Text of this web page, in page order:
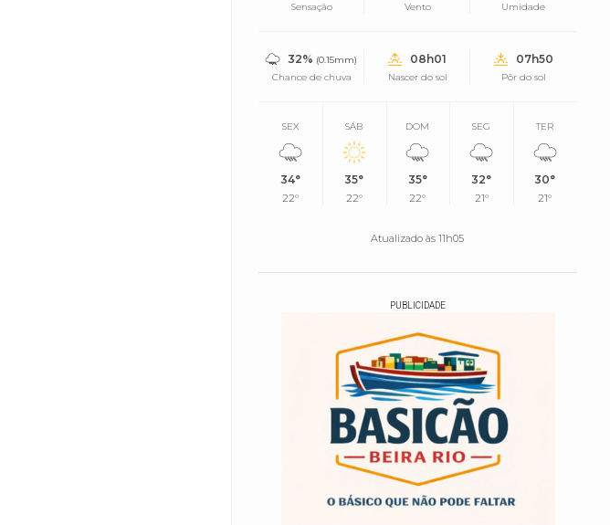
Sensação Vento Umidade
32% (0.15mm)
Chance de chuva
08h01
Nascer do sol
07h50
Pôr do sol
SEX
34°
22°
SÁB
35°
22°
DOM
35°
22°
SEG
32°
21°
TER
30°
21°
Atualizado às 11h05
PUBLICIDADE